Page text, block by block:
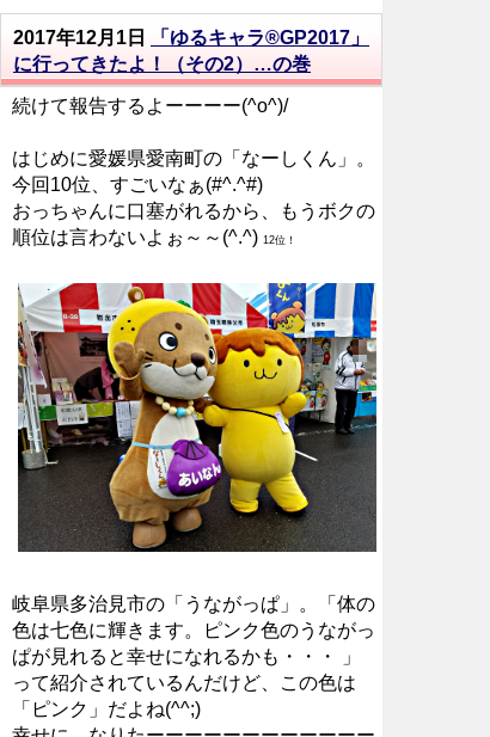
2017年12月1日
「ゆるキャラ®GP2017」
に行ってきたよ！（その2）…の巻
続けて報告するよーーーー(^o^)/
はじめに愛媛県愛南町の「なーしくん」。
今回10位、すごいなぁ(#^.^#)
おっちゃんに口塞がれるから、もうボクの
順位は言わないよぉ～～(^.^) 12位！
岐阜県多治見市の「うながっぱ」。「体の
色は七色に輝きます。ピンク色のうながっ
ぱが見れると幸せになれるかも・・・ 」
って紹介されているんだけど、この色は
「ピンク」だよね(^^;)